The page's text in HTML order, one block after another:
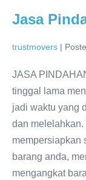
Jasa
trustmovers |
JASA
tinggal lama
jadi waktu yang
dan
mempersiapkan
barang anda,
mengangkat